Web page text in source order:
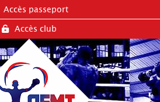
Accès passeport
Accès club